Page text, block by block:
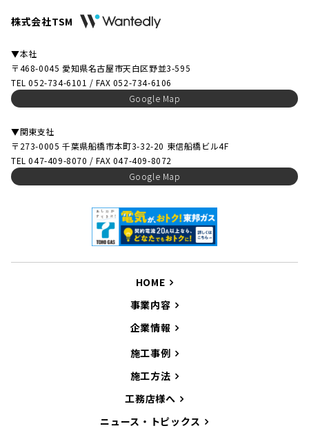
株式会社TSM
▼本社
〒468-0045 愛知県名古屋市天白区野並3-595
TEL 052-734-6101 / FAX 052-734-6106
Google Map
▼関東支社
〒273-0005 千葉県船橋市本町3-32-20 東信船橋ビル4F
TEL 047-409-8070 / FAX 047-409-8072
Google Map
HOME
事業内容
企業情報
施工事例
施工方法
工務店様へ
ニュース・トピックス